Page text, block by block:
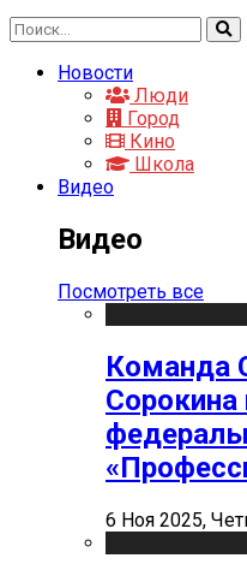
Новости
Люди
Город
Кино
Школа
Видео
Видео
Посмотреть все
Команда
6 Ноя 2025,